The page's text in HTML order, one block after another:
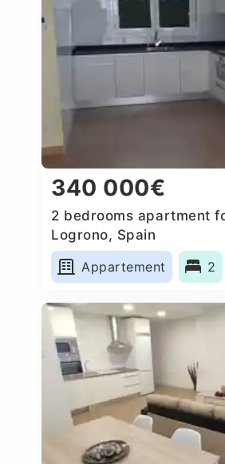
340 000€
2 bedrooms apartment
Logrono, Spain
Appartement
2